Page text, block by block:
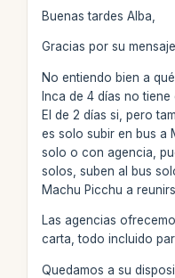
Buenas tardes Alba,
Gracias por su
No entiendo bien a
Inca de 4 días no tiene
El de 2 días si, pero
es solo subir en bus a
solo o con agencia,
solos, suben al bus
Machu Picchu a
Las agencias
carta, todo incluido
Quedamos a su